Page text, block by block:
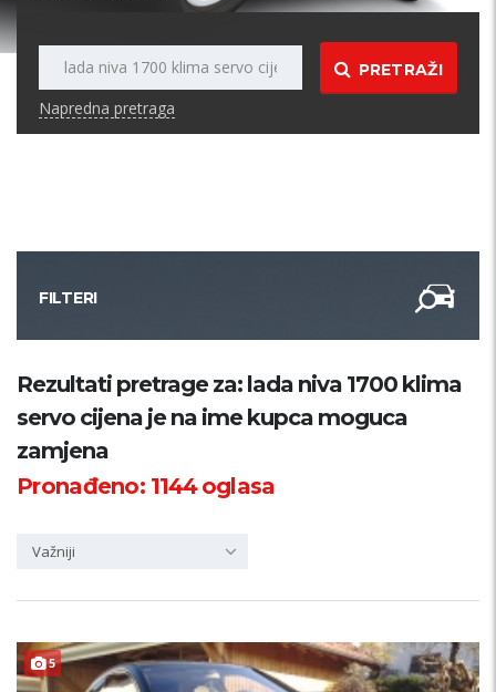
PRETRAŽI
Napredna pretraga
FILTERI
Kategorija
Samo sa slikom
Rezultati pretrage za: lada niva 1700 klima
servo cijena je na ime kupca moguca
zamjena
Pronađeno: 1144oglasa
Važniji
5